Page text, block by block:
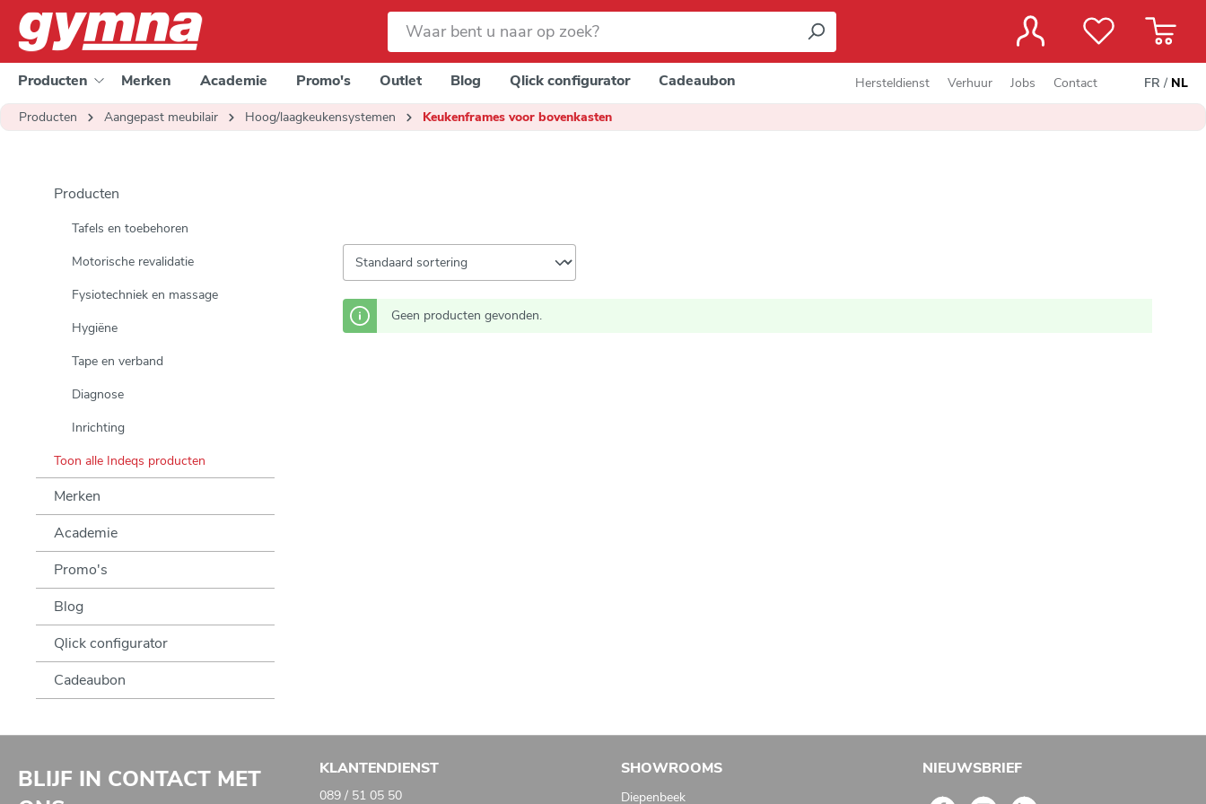
zoekopdracht Ga naar de hoofdnavigatie
Producten Merken Academie Promo's Outlet Blog Qlick configurator Cadeaubon Hersteldienst Verhuur Jobs Contact FR / NL
Producten
Aangepast meubilair Hoog/laagkeukensystemen Keukenframes voor bovenkasten
Producten
Tafels en toebehoren
Motorische revalidatie
Fysiotechniek en massage
Hygiëne
Tape en verband
Diagnose
Inrichting
Toon alle Indeqs producten
Merken
Academie
Promo's
Blog
Qlick configurator
Cadeaubon
Geen producten gevonden.
BLIJF IN CONTACT MET
KLANTENDIENST
089 / 51 05 50
SHOWROOMS
Diepenbeek
NIEUWSBRIEF